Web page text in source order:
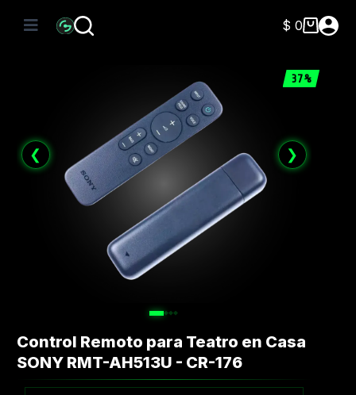
Carro
$ 0
37%
❮ ❯
Control Remoto para Teatro en Casa
SONY RMT-AH513U - CR-176